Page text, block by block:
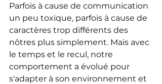
Parfois à cause de communication
un peu toxique, parfois à cause de
caractères trop différents des
nôtres plus simplement. Mais avec
le temps et le recul, notre
comportement a évolué pour
s'adapter à son environnement et